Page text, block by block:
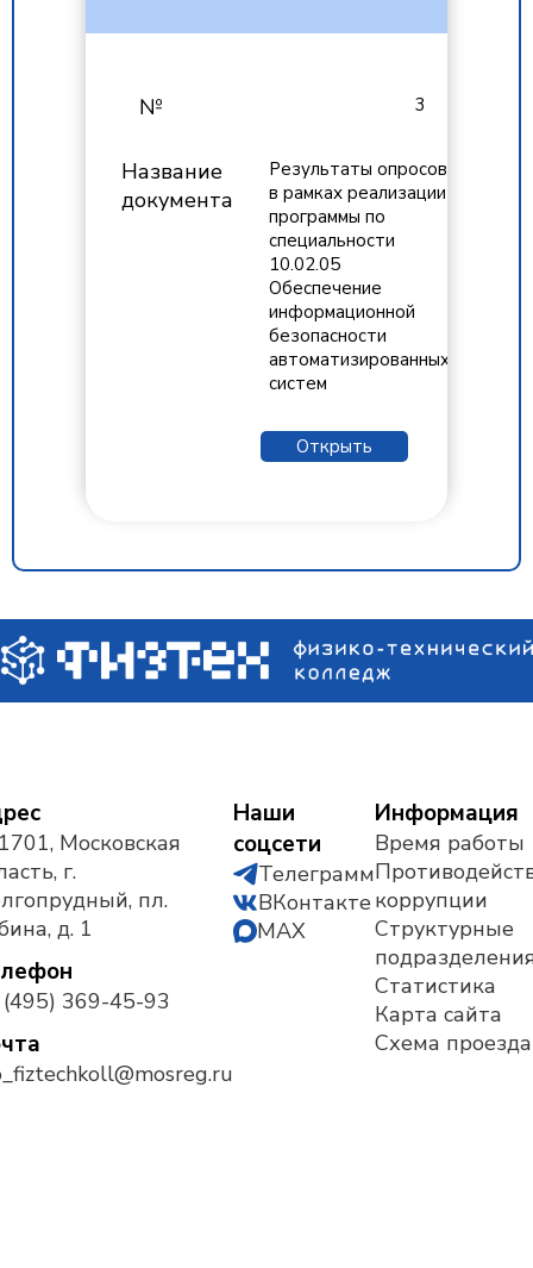
3
Результаты опросов
в рамках реализации
программы по
специальности
10.02.05
Обеспечение
информационной
безопасности
автоматизированных
систем
Открыть
Московская
г.
пл.
д. 1
369-45-93
Наши
соцсети
Телеграмм
ВКонтакте
MAX
Информация
Время работы
коррупции
Структурные
Статистика
Карта сайта
Схема проезда